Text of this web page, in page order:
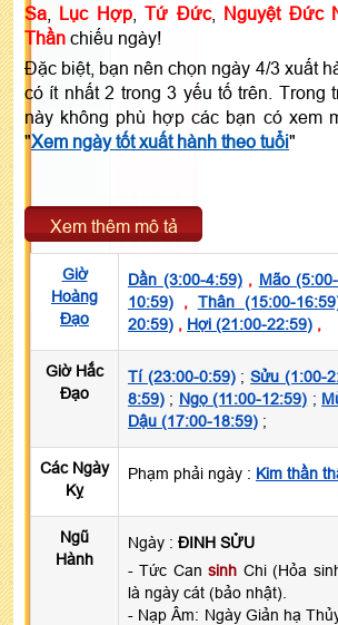
Sa
Lục Hợp, Tứ Đức, Nguyệt Đức
Thần chiếu ngày!
Đặc biệt, bạn nên chọn ngày 4/3 xuất
có ít nhất 2 trong 3 yếu tố trên. Trong
này không phù hợp các bạn có xem
"Xem ngày tốt xuất hành theo tuổi"
Xem thêm mô tả
Giờ
Hoàng
Đạo
Dần (3:00-4:59), Mão
10:59) , Thân (15:00-
20:59) , Hợi (21:00-22:59) ,
Giờ Hắc
Đạo
Tí (23:00-0:59);Sửu (1:00-
8:59) ; Ngọ (11:00-12:59) ;
Dậu (17:00-18:59) ;
Các Ngày
Kỵ
Phạm phải ngày : Kim thần
Ngũ
Hành
Ngày : ĐINH SỬU
- Tức Cansinh Chi (Hỏa
là ngày cát (bảo nhật).
- Nạp Âm: Ngày Giản hạ